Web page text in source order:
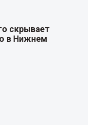
скрывает
в Нижнем